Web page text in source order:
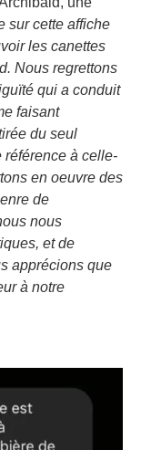
sur cette affiche
les canettes
Nous regrettons
qui a conduit
faisant
du seul
référence à celle-
en oeuvre des
de
nous
et de
apprécions que
à notre